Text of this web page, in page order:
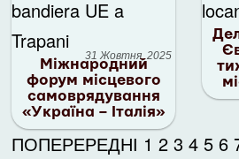
31 Жовтня, 2025
Міжнародний
форум місцевого
самоврядування
«Україна – Італія»
ПОПЕРЕРЕДНІ 1 2 3 4 5 6